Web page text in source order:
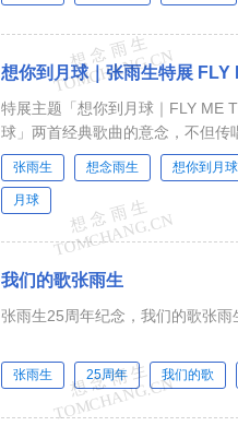
想你到月球｜张雨生特展
特展主题「想你到月球｜FLY ME
球」两首经典歌曲的意念，不但传
适逢张雨生逝世...
张雨生 想念雨生 想你到月球
月球
我们的歌张雨生
张雨生25周年纪念，我们的歌张雨
张雨生 25周年 我们的歌